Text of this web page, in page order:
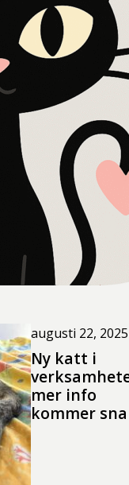
augusti 22, 2025
Ny katt i
mer info
kommer